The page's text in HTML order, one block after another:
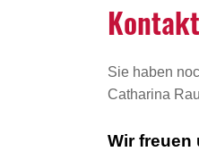
Kontakt
Sie haben
Catharina
Wir freuen